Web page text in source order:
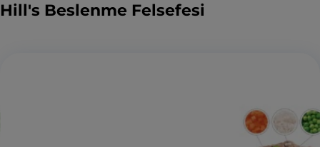
Hill's Beslenme Felsefesi